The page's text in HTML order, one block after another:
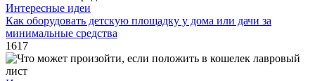
Интересные идеи
Как оборудовать детскую площадку у дома или дачи за
минимальные средства
1617